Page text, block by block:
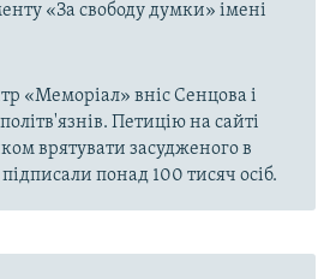
«За свободу думки» імені
«Меморіал» вніс Сенцова і
Петицію на сайті
врятувати засудженого в
понад 100 тисяч осіб.